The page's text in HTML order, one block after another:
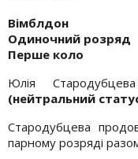
Вімблдон
Одиночний розряд
Перше коло
Юлія
(нейтральний
Стародубцева
парному розряді